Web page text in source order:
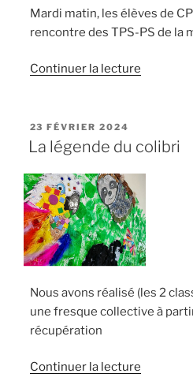
Mardi matin, les élèves de
rencontre des TPS-PS de la
Continuer la lecturede
sportive
PS
et
les
CE1 »
PUBLIÉ
LE
23 FÉVRIER 2024
La légende du colibri
Nous avons réalisé (les 2
une fresque collective à
récupération
Continuer la lecturede